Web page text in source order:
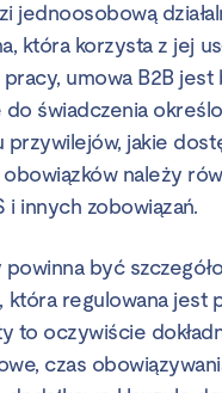
jednoosobową
która korzysta z jej
umowa B2B
świadczenia
przywilejów, jakie
należy
i innych zobowiązań.
być
która regulowana jest
to oczywiście
czas